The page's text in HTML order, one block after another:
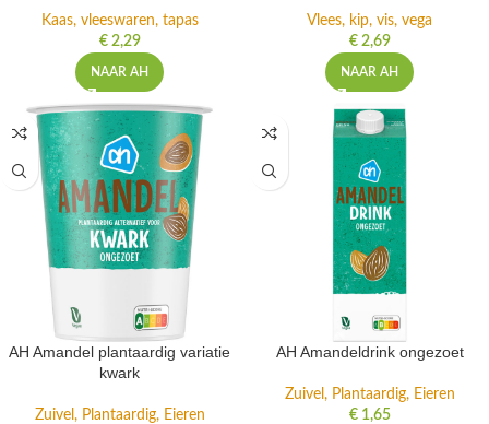
Kaas, vleeswaren, tapas
€2,29
NAAR AH
Vlees, kip, vis, vega
€2,69
NAAR AH
AH Amandel plantaardig variatie
kwark
Zuivel, Plantaardig, Eieren
AH Amandeldrink ongezoet
Zuivel, Plantaardig, Eieren
€1,65